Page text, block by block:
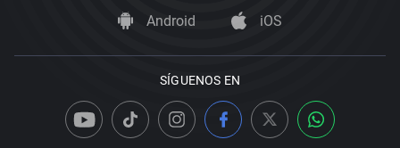
Android iOS
SÍGUENOS EN